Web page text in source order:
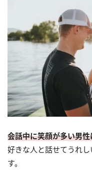
会話中に笑顔が多い男
好きな人と話せてうれ
す。